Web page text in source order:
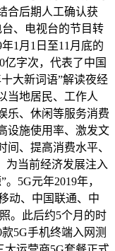
合后期人工确认获
、电视台的节目转
1月1日至11月底的
亿字次，代表了中国
大新词语”解读夜经
当地居民、工作人
乐、休闲等服务消费
设施使用率、激发文
、提高消费水平、
为当前经济发展注入
5G元年2019年，
动、中国联通、中
。此后约5个月的时
5G手机终端入网测